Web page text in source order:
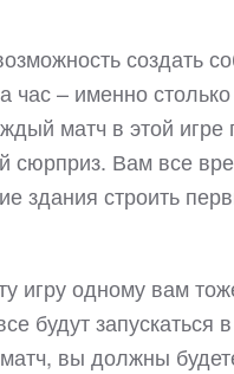
создать
час – именно
матч в этой
сюрприз. Вам все
здания строить
игру одному вам
будут
вы должны